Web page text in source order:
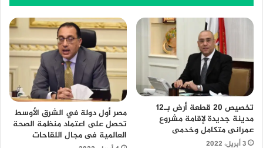
تخصيص 20 قطعة أرض بـ12
مدينة جديدة لإقامة مشروع
عمرانى متكامل وخدمى
3 أبريل، 2022
مصر أول دولة في الشرق الأوسط
تحصل على اعتماد منظمة الصحة
العالمية فى مجال اللقاحات